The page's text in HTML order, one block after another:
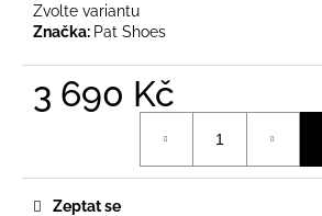
Zvolte variantu
Značka: Pat Shoes
3 690 Kč
Zeptat se
D
o
p
u